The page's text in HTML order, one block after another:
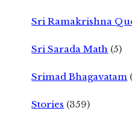
Sri Ramakrishna
Sri Sarada Math (5)
Srimad Bhagavatam
Stories (359)